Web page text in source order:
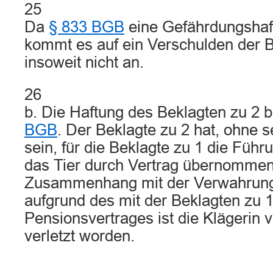
25
Da § 833 BGB eine
kommt es auf ein Verschulden der
insoweit nicht an.
26
b. Die Haftung des Beklagten zu 2
BGB. Der Beklagte zu 2 hat, ohne
sein, für die Beklagte zu 1 die
das Tier durch Vertrag
Zusammenhang mit der
aufgrund des mit der Beklagten zu
Pensionsvertrages ist die Klägerin
verletzt worden.